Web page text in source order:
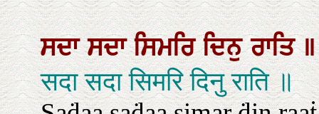
ਸਦਾਸਦਾਸਿਮਰਿਦਿਨੁਰਾਤਿ॥
सदा सदा सिमरि दिनु राति ॥